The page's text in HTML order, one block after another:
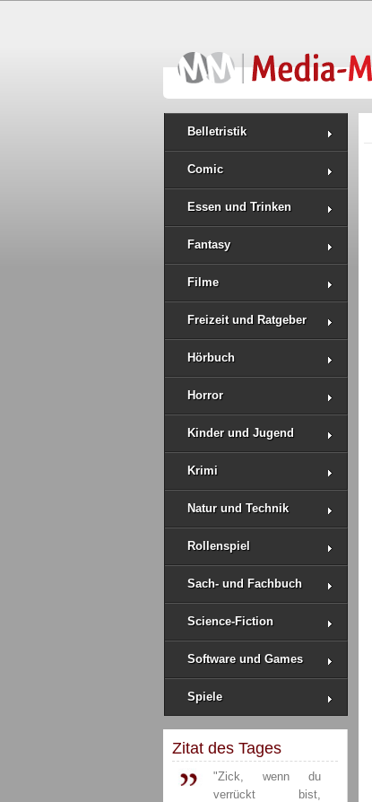
Belletristik
Comic
Essen und Trinken
Fantasy
Filme
Freizeit und Ratgeber
Hörbuch
Horror
Kinder und Jugend
Krimi
Natur und Technik
Rollenspiel
Sach- und Fachbuch
Science-Fiction
Software und Games
Spiele
Zitat des Tages
"Zick, wenn du
verrückt bist,